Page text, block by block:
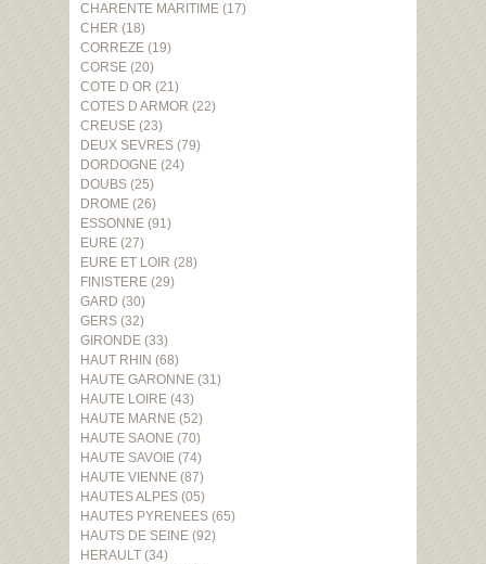
CHARENTE MARITIME (17)
CHER (18)
CORREZE (19)
CORSE (20)
COTE D OR (21)
COTES D ARMOR (22)
CREUSE (23)
DEUX SEVRES (79)
DORDOGNE (24)
DOUBS (25)
DROME (26)
ESSONNE (91)
EURE (27)
EURE ET LOIR (28)
FINISTERE (29)
GARD (30)
GERS (32)
GIRONDE (33)
HAUT RHIN (68)
HAUTE GARONNE (31)
HAUTE LOIRE (43)
HAUTE MARNE (52)
HAUTE SAONE (70)
HAUTE SAVOIE (74)
HAUTE VIENNE (87)
HAUTES ALPES (05)
HAUTES PYRENEES (65)
HAUTS DE SEINE (92)
HERAULT (34)